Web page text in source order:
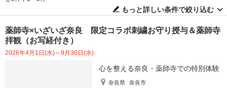
もっと詳しい条件で絞り込む
薬師寺×いざいざ奈良 限定コラボ刺繍お守り授与＆薬師寺
拝観（お写経付き）
2026年4月1日(水)～9月30日(水)
心を整える奈良・薬師寺での特別体験
奈良県
奈良市